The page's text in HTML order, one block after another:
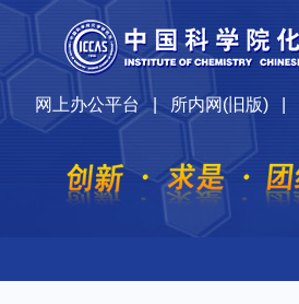
网上办公平台|所内网(旧版)|